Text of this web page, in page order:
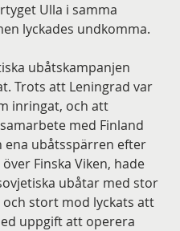
Ulla i samma
lyckades undkomma.
ubåtskampanjen
Trots att Leningrad var
inringat, och att
med Finland
ena ubåtsspärren efter
Finska Viken, hade
ubåtar med stor
och stort mod lyckats att
uppgift att operera